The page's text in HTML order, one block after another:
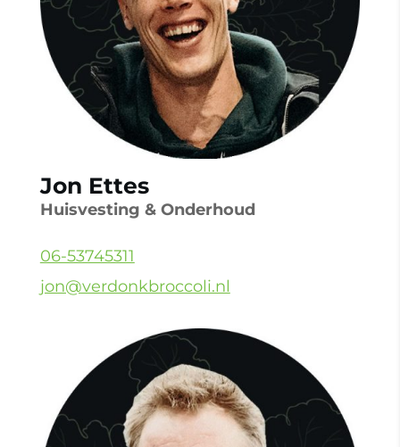
Jon Ettes
Huisvesting & Onderhoud
06-53745311
jon@verdonkbroccoli.nl